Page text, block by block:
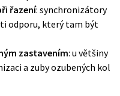
řazení: synchronizátory
odporu, který tam být
zastavením: u většiny
a zuby ozubených kol